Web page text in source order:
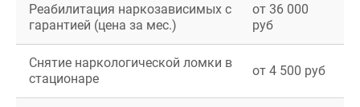
Реабилитация наркозависимых с
гарантией (цена за мес.)
от 36 000
руб
Снятие наркологической ломки в
стационаре
от 4 500 руб